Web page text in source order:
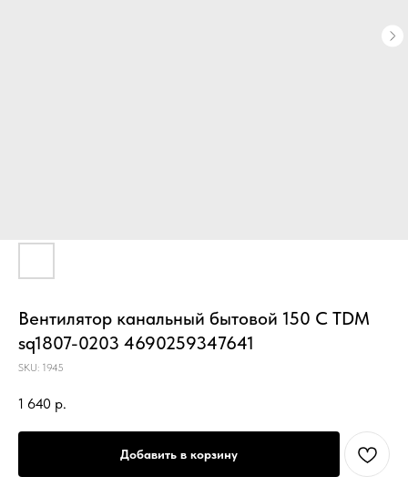
Вентилятор канальный бытовой 150 C TDM
sq1807-0203 4690259347641
SKU: 1945
1 640 р.
Добавить в корзину